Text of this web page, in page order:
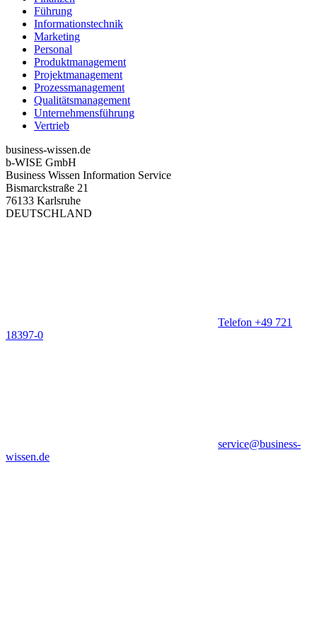
Führung
Informationstechnik
Marketing
Personal
Produktmanagement
Projektmanagement
Prozessmanagement
Qualitätsmanagement
Unternehmensführung
Vertrieb
business-wissen.de
b-WISE GmbH
Business Wissen Information Service
Bismarckstraße 21
76133 Karlsruhe
DEUTSCHLAND
Telefon +49 721
18397-0
service@business-
wissen.de